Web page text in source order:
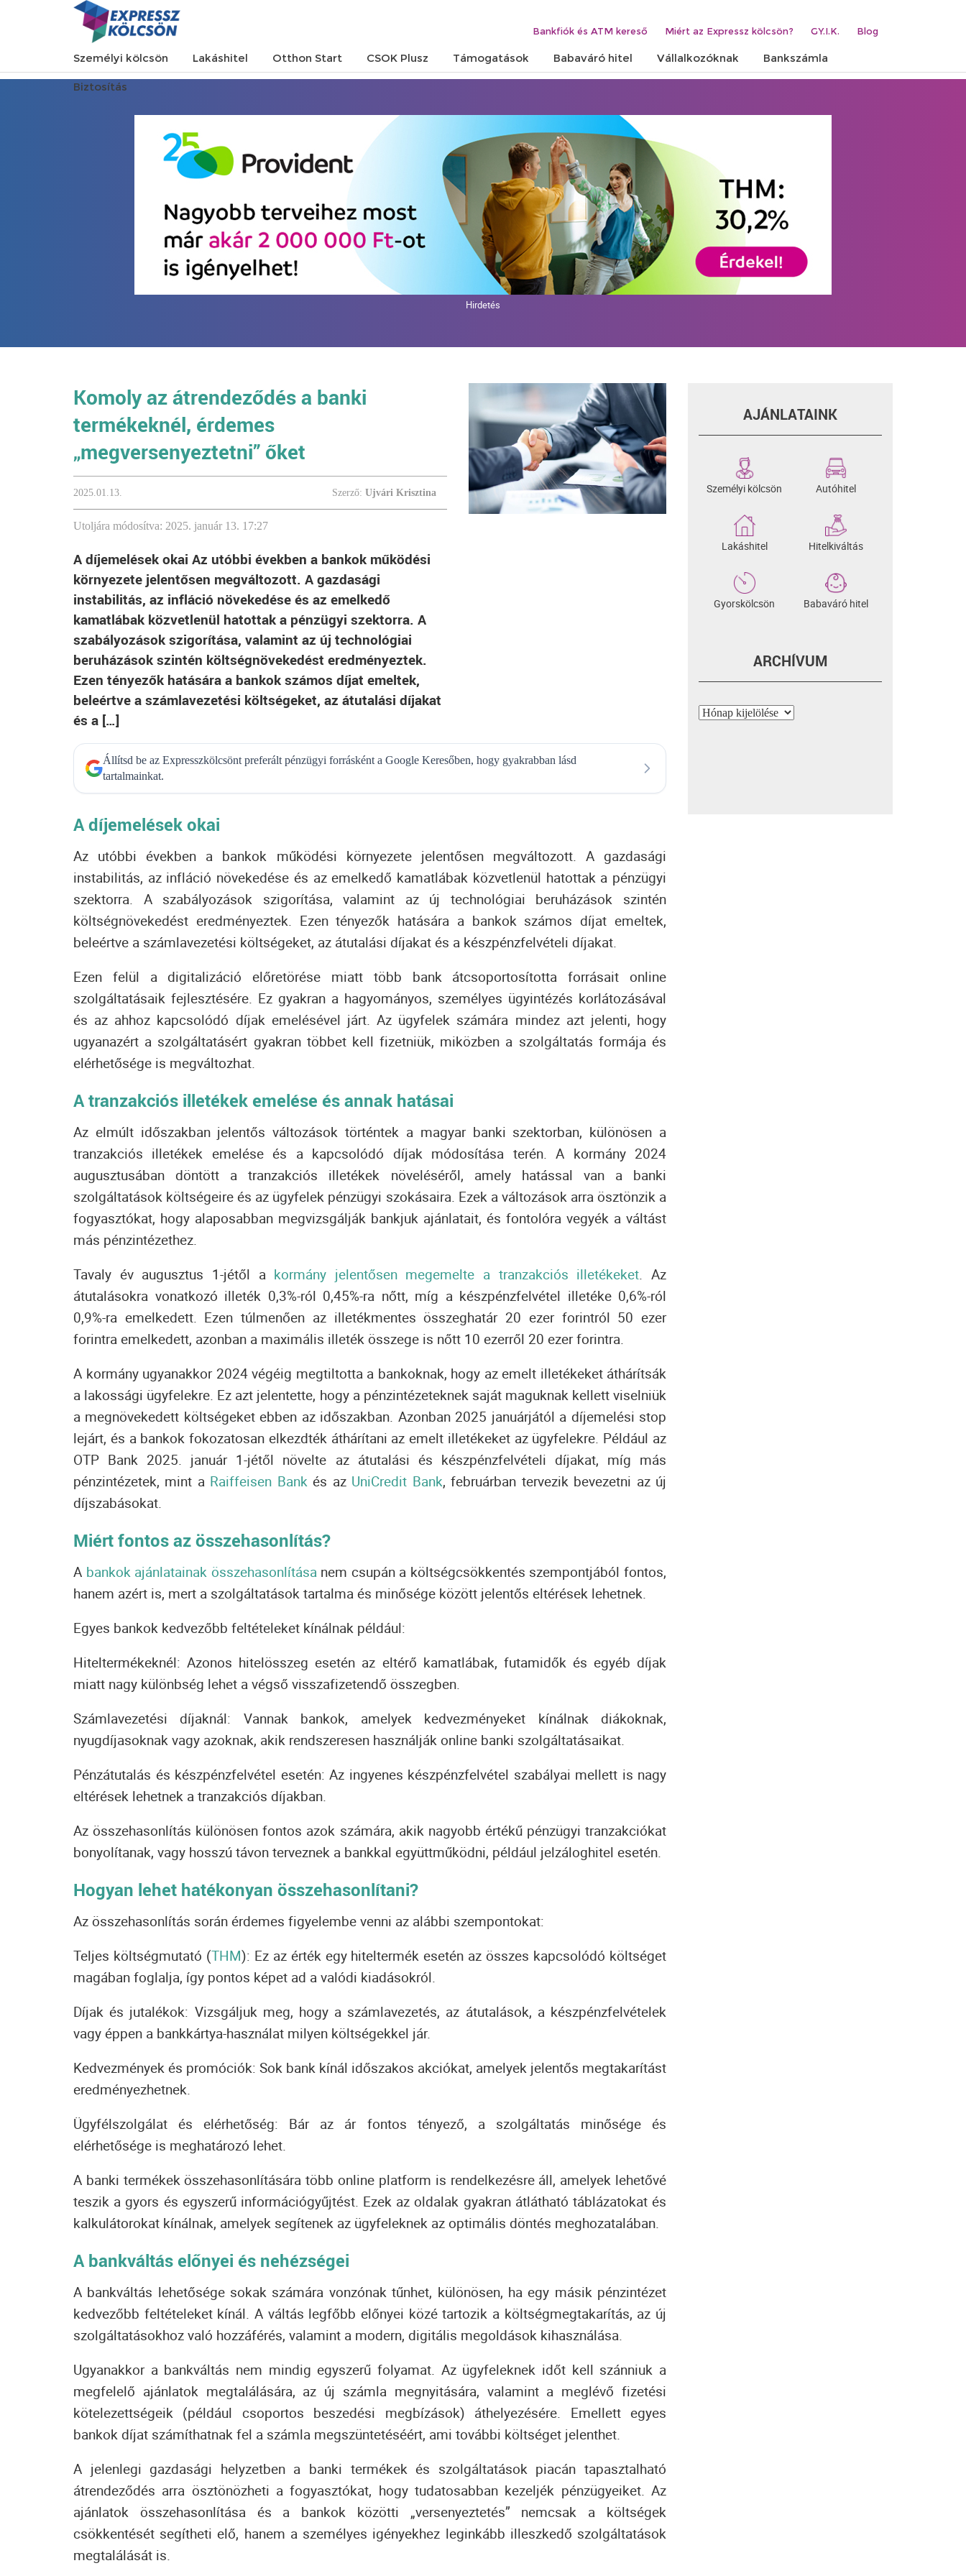
Bankfiók és ATM kereső Miért az Expressz kölcsön? GY.I.K. Blog
Személyi kölcsön Lakáshitel Otthon Start CSOK Plusz Támogatások Babaváró hitel Vállalkozóknak Bankszámla
Biztosítás
Hirdetés
Komoly az átrendeződés a banki
termékeknél, érdemes
„megversenyeztetni” őket
2025.01.13. Szerző: Ujvári Krisztina
Utoljára módosítva: 2025. január 13. 17:27
A díjemelések okai Az utóbbi években a bankok működési
környezete jelentősen megváltozott. A gazdasági
instabilitás, az infláció növekedése és az emelkedő
kamatlábak közvetlenül hatottak a pénzügyi szektorra. A
szabályozások szigorítása, valamint az új technológiai
beruházások szintén költségnövekedést eredményeztek.
Ezen tényezők hatására a bankok számos díjat emeltek,
beleértve a számlavezetési költségeket, az átutalási díjakat
és a […]
Állítsd be az Expresszkölcsönt preferált pénzügyi forrásként a Google Keresőben, hogy gyakrabban lásd
tartalmainkat.
A díjemelések okai
Az utóbbi években a bankok működési környezete jelentősen megváltozott. A gazdasági
instabilitás, az infláció növekedése és az emelkedő kamatlábak közvetlenül hatottak a pénzügyi
szektorra. A szabályozások szigorítása, valamint az új technológiai beruházások szintén
költségnövekedést eredményeztek. Ezen tényezők hatására a bankok számos díjat emeltek,
beleértve a számlavezetési költségeket, az átutalási díjakat és a készpénzfelvételi díjakat.
Ezen felül a digitalizáció előretörése miatt több bank átcsoportosította forrásait online
szolgáltatásaik fejlesztésére. Ez gyakran a hagyományos, személyes ügyintézés korlátozásával
és az ahhoz kapcsolódó díjak emelésével járt. Az ügyfelek számára mindez azt jelenti, hogy
ugyanazért a szolgáltatásért gyakran többet kell fizetniük, miközben a szolgáltatás formája és
elérhetősége is megváltozhat.
A tranzakciós illetékek emelése és annak hatásai
Az elmúlt időszakban jelentős változások történtek a magyar banki szektorban, különösen a
tranzakciós illetékek emelése és a kapcsolódó díjak módosítása terén. A kormány 2024
augusztusában döntött a tranzakciós illetékek növeléséről, amely hatással van a banki
szolgáltatások költségeire és az ügyfelek pénzügyi szokásaira. Ezek a változások arra ösztönzik a
fogyasztókat, hogy alaposabban megvizsgálják bankjuk ajánlatait, és fontolóra vegyék a váltást
más pénzintézethez.
Tavaly év augusztus 1-jétől a kormány jelentősen megemelte a tranzakciós illetékeket. Az
átutalásokra vonatkozó illeték 0,3%-ról 0,45%-ra nőtt, míg a készpénzfelvétel illetéke 0,6%-ról
0,9%-ra emelkedett. Ezen túlmenően az illetékmentes összeghatár 20 ezer forintról 50 ezer
forintra emelkedett, azonban a maximális illeték összege is nőtt 10 ezerről 20 ezer forintra.
A kormány ugyanakkor 2024 végéig megtiltotta a bankoknak, hogy az emelt illetékeket áthárítsák
a lakossági ügyfelekre. Ez azt jelentette, hogy a pénzintézeteknek saját maguknak kellett viselniük
a megnövekedett költségeket ebben az időszakban. Azonban 2025 januárjától a díjemelési stop
lejárt, és a bankok fokozatosan elkezdték áthárítani az emelt illetékeket az ügyfelekre. Például az
OTP Bank 2025. január 1-jétől növelte az átutalási és készpénzfelvételi díjakat, míg más
pénzintézetek, mint a Raiffeisen Bankés az UniCredit Bank, februárban tervezik bevezetni az új
díjszabásokat.
Miért fontos az összehasonlítás?
A bankok ajánlatainak összehasonlításanem csupán a költségcsökkentés szempontjából fontos,
hanem azért is, mert a szolgáltatások tartalma és minősége között jelentős eltérések lehetnek.
Egyes bankok kedvezőbb feltételeket kínálnak például:
Hiteltermékeknél: Azonos hitelösszeg esetén az eltérő kamatlábak, futamidők és egyéb díjak
miatt nagy különbség lehet a végső visszafizetendő összegben.
Számlavezetési díjaknál: Vannak bankok, amelyek kedvezményeket kínálnak diákoknak,
nyugdíjasoknak vagy azoknak, akik rendszeresen használják online banki szolgáltatásaikat.
Pénzátutalás és készpénzfelvétel esetén: Az ingyenes készpénzfelvétel szabályai mellett is nagy
eltérések lehetnek a tranzakciós díjakban.
Az összehasonlítás különösen fontos azok számára, akik nagyobb értékű pénzügyi tranzakciókat
bonyolítanak, vagy hosszú távon terveznek a bankkal együttműködni, például jelzáloghitel esetén.
Hogyan lehet hatékonyan összehasonlítani?
Az összehasonlítás során érdemes figyelembe venni az alábbi szempontokat:
Teljes költségmutató (THM): Ez az érték egy hiteltermék esetén az összes kapcsolódó költséget
magában foglalja, így pontos képet ad a valódi kiadásokról.
Díjak és jutalékok: Vizsgáljuk meg, hogy a számlavezetés, az átutalások, a készpénzfelvételek
vagy éppen a bankkártya-használat milyen költségekkel jár.
Kedvezmények és promóciók: Sok bank kínál időszakos akciókat, amelyek jelentős megtakarítást
eredményezhetnek.
Ügyfélszolgálat és elérhetőség: Bár az ár fontos tényező, a szolgáltatás minősége és
elérhetősége is meghatározó lehet.
A banki termékek összehasonlítására több online platform is rendelkezésre áll, amelyek lehetővé
teszik a gyors és egyszerű információgyűjtést. Ezek az oldalak gyakran átlátható táblázatokat és
kalkulátorokat kínálnak, amelyek segítenek az ügyfeleknek az optimális döntés meghozatalában.
A bankváltás előnyei és nehézségei
A bankváltás lehetősége sokak számára vonzónak tűnhet, különösen, ha egy másik pénzintézet
kedvezőbb feltételeket kínál. A váltás legfőbb előnyei közé tartozik a költségmegtakarítás, az új
szolgáltatásokhoz való hozzáférés, valamint a modern, digitális megoldások kihasználása.
Ugyanakkor a bankváltás nem mindig egyszerű folyamat. Az ügyfeleknek időt kell szánniuk a
megfelelő ajánlatok megtalálására, az új számla megnyitására, valamint a meglévő fizetési
kötelezettségeik (például csoportos beszedési megbízások) áthelyezésére. Emellett egyes
bankok díjat számíthatnak fel a számla megszüntetéséért, ami további költséget jelenthet.
A jelenlegi gazdasági helyzetben a banki termékek és szolgáltatások piacán tapasztalható
átrendeződés arra ösztönözheti a fogyasztókat, hogy tudatosabban kezeljék pénzügyeiket. Az
ajánlatok összehasonlítása és a bankok közötti „versenyeztetés” nemcsak a költségek
csökkentését segítheti elő, hanem a személyes igényekhez leginkább illeszkedő szolgáltatások
megtalálását is.
AJÁNLATAINK
Személyi kölcsön Autóhitel
Lakáshitel Hitelkiváltás
Gyorskölcsön Babaváró hitel
ARCHÍVUM
Archívum